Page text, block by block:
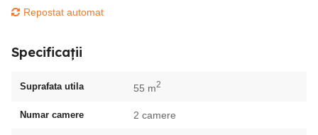
Repostat automat
Specificații
Suprafata utila 55 m2
Numar camere 2 camere